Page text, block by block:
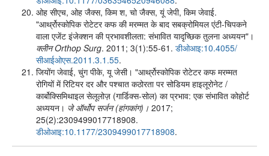
ओह सीएच, ओह जैक्स, किम श, चो जैक्स, यूं जेपी, किम जेवाई.
"आर्थ्रोस्कोपिक रोटेटर कफ की मरम्मत के बाद सबक्रोमियल एंटी-चिपकने
वाला एजेंट इंजेक्शन की प्रभावशीलता: संभावित यादृच्छिक तुलना अध्ययन"।
क्लीन Orthop Surg. 2011; 3(1):55-61. डीओआइ:10.4055/
सीआईओएस.2011.3.1.55.
जियोंग जेवाई, चुंग पीके, यू जेसी। "आर्थ्रोस्कोपिक रोटेटर कफ मरम्मत
रोगियों में रिटियर दर और पश्चात कठोरता पर सोडियम हाइलूरोनेट /
कार्बोक्सिमिथाइल सेलूलोज़ (गार्डिक्स-सोल) का प्रभाव: एक संभावित कोहोर्ट
अध्ययन। जे ऑर्थोप सर्जन (हांगकांग)। 2017;
25(2):2309499017718908.
डीओआइ:10.1177/2309499017718908.